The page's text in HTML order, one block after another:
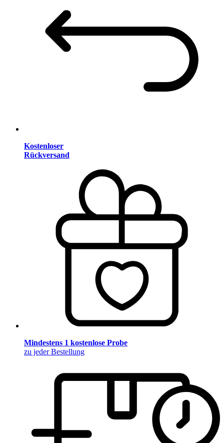
Kostenloser
Rückversand
Mindestens 1 kostenlose Probe
zu jeder Bestellung